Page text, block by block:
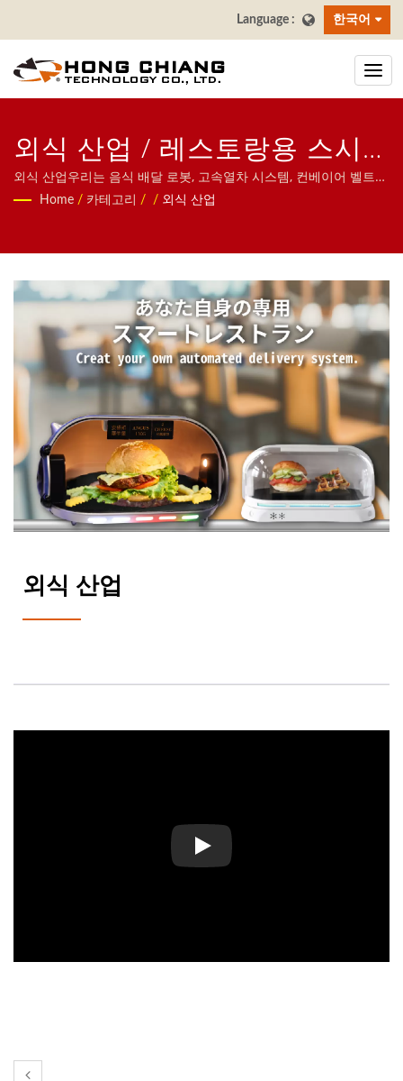
한국어
외식 산업 / 레스토랑용 스시
컨베이어 제조업체 | 홍창
외식 산업우리는 음식 배달 로봇, 고속열차 시스템, 컨베이어 벨트
시스템, 회전 초밥 벨트 시스템, 태블릿 주문 시스템, 모바일 주문 시
Home / 카테고리 / / 외식 산업
외식 산업
외식 산업